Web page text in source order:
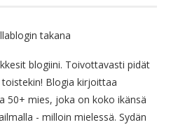
blogiini. Toivottavasti pidät
Blogia kirjoittaa
50+ mies, joka on koko ikänsä
- milloin mielessä. Sydän